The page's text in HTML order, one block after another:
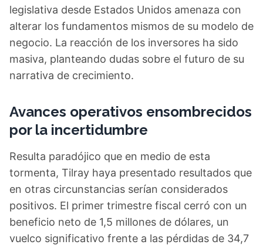
legislativa desde Estados Unidos amenaza con
alterar los fundamentos mismos de su modelo de
negocio. La reacción de los inversores ha sido
masiva, planteando dudas sobre el futuro de su
narrativa de crecimiento.
Avances operativos ensombrecidos
por la incertidumbre
Resulta paradójico que en medio de esta
tormenta, Tilray haya presentado resultados que
en otras circunstancias serían considerados
positivos. El primer trimestre fiscal cerró con un
beneficio neto de 1,5 millones de dólares, un
vuelco significativo frente a las pérdidas de 34,7